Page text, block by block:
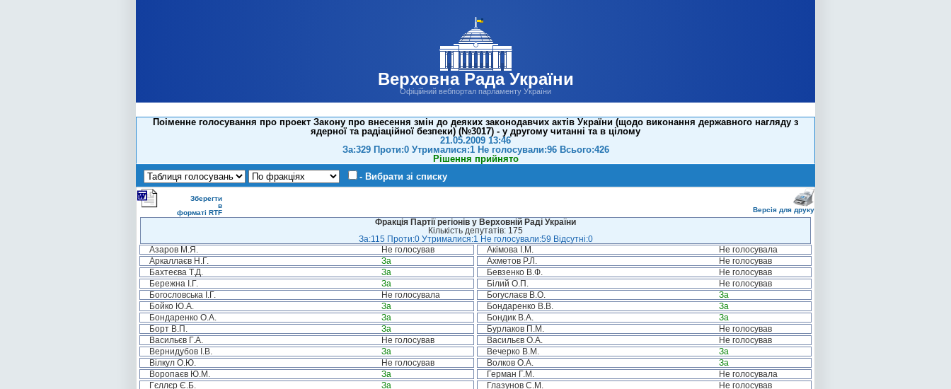
Верховна Рада України
Офіційний вебпортал парламенту України
Поіменне голосування про проект Закону про внесення змін до деяких законодавчих актів України (щодо виконання державного нагляду з
ядерної та радіаційної безпеки) (№3017) - у другому читанні та в цілому
21.05.2009 13:46
За:329 Проти:0 Утрималися:1 Не голосували:96 Всього:426
Рішення прийнято
- Вибрати зі списку
Зберегти
в
форматі RTF
Версія для друку
Фракція Партії регіонів у Верховній Раді України
Кількість депутатів: 175
За:115 Проти:0 Утрималися:1 Не голосували:59 Відсутні:0
Азаров М.Я.
Не голосував Акімова І.М.
Не голосувала
Аркаллаєв Н.Г.
За Ахметов Р.Л.
Не голосував
Бахтеєва Т.Д.
За Бевзенко В.Ф.
Не голосував
Бережна І.Г.
За Білий О.П.
Не голосував
Богословська І.Г.
Не голосувала Богуслаєв В.О.
За
Бойко Ю.А.
За Бондаренко В.В.
За
Бондаренко О.А.
За Бондик В.А.
За
Борт В.П.
За Бурлаков П.М.
Не голосував
Васильєв Г.А.
Не голосував Васильєв О.А.
Не голосував
Вернидубов І.В.
За Вечерко В.М.
За
Вілкул О.Ю.
Не голосував Волков О.А.
За
Воропаєв Ю.М.
За Герман Г.М.
Не голосувала
Гєллєр Є.Б.
За Глазунов С.М.
Не голосував